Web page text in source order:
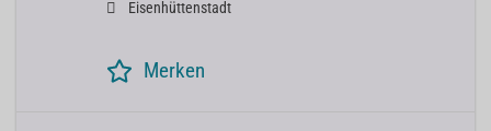
Eisenhüttenstadt
Merken